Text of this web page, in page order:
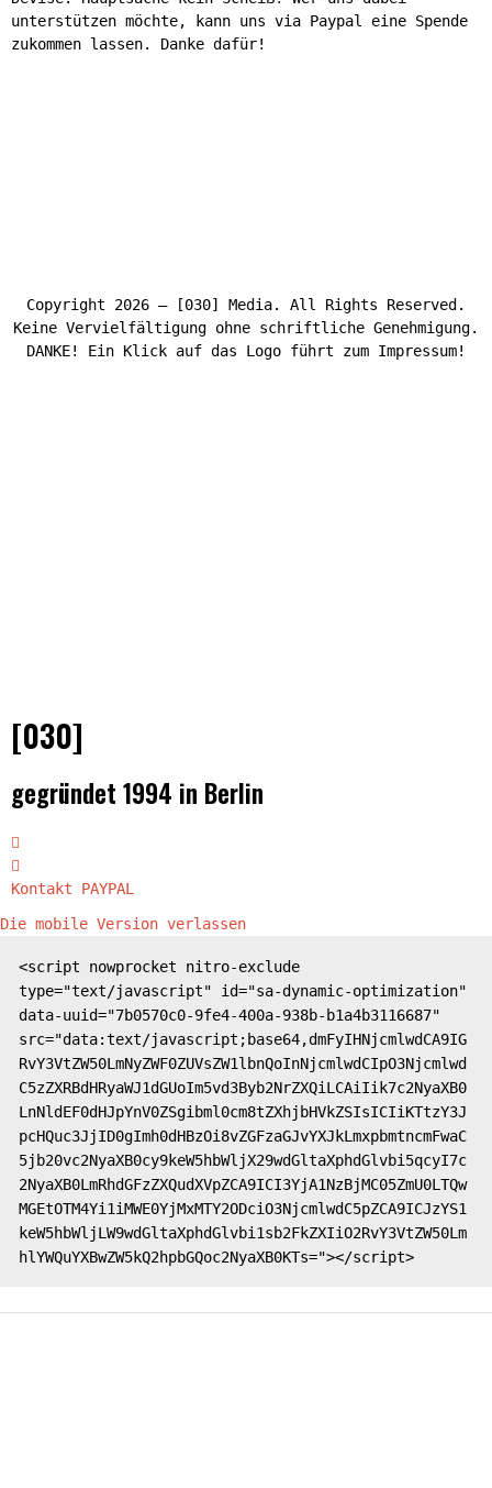
unterstützen möchte, kann uns via Paypal eine Spende
zukommen lassen. Danke dafür!
Copyright 2026 – [030] Media. All Rights Reserved.
Keine Vervielfältigung ohne schriftliche Genehmigung.
DANKE! Ein Klick auf das Logo führt zum Impressum!
[030]
gegründet 1994 in Berlin
Kontakt PAYPAL
Die mobile Version verlassen
<script nowprocket nitro-exclude
type="text/javascript" id="sa-dynamic-optimization"
data-uuid="7b0570c0-9fe4-400a-938b-b1a4b3116687"
src="data:text/javascript;base64,dmFyIHNjcmlwdCA9IG
RvY3VtZW50LmNyZWF0ZUVsZW1lbnQoInNjcmlwdCIpO3Njcmlwd
C5zZXRBdHRyaWJ1dGUoIm5vd3Byb2NrZXQiLCAiIik7c2NyaXB0
LnNldEF0dHJpYnV0ZSgibml0cm8tZXhjbHVkZSIsICIiKTtzY3J
pcHQuc3JjID0gImh0dHBzOi8vZGFzaGJvYXJkLmxpbmtncmFwaC
5jb20vc2NyaXB0cy9keW5hbWljX29wdGltaXphdGlvbi5qcyI7c
2NyaXB0LmRhdGFzZXQudXVpZCA9ICI3YjA1NzBjMC05ZmU0LTQw
MGEtOTM4Yi1iMWE0YjMxMTY2ODciO3NjcmlwdC5pZCA9ICJzYS1
keW5hbWljLW9wdGltaXphdGlvbi1sb2FkZXIiO2RvY3VtZW50Lm
hlYWQuYXBwZW5kQ2hpbGQoc2NyaXB0KTs="></script>